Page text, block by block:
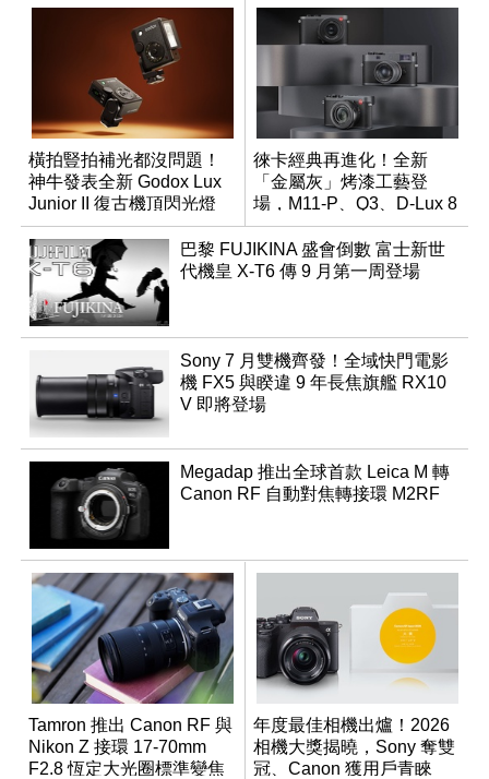
橫拍豎拍補光都沒問題！
神牛發表全新 Godox Lux
Junior II 復古機頂閃光燈
徠卡經典再進化！全新
「金屬灰」烤漆工藝登
場，M11-P、Q3、D-Lux 8
領銜換裝
巴黎 FUJIKINA 盛會倒數 富士新世
代機皇 X-T6 傳 9 月第一周登場
Sony 7 月雙機齊發！全域快門電影
機 FX5 與睽違 9 年長焦旗艦 RX10
V 即將登場
Megadap 推出全球首款 Leica M 轉
Canon RF 自動對焦轉接環 M2RF
Tamron 推出 Canon RF 與
Nikon Z 接環 17-70mm
F2.8 恆定大光圈標準變焦
年度最佳相機出爐！2026
相機大獎揭曉，Sony 奪雙
冠、Canon 獲用戶青睞